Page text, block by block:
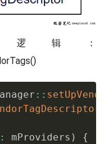
逻辑：
::
: mProviders )
{